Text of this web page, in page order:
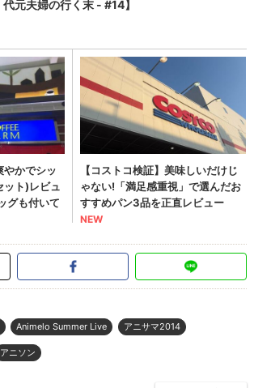
Animelo Summer Live アニサマ2014
アニソン